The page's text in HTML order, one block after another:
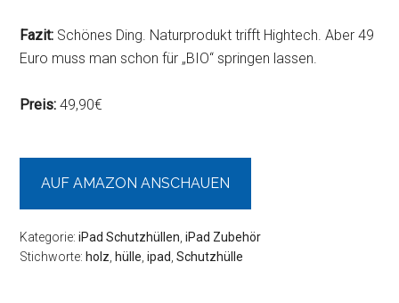
Fazit: Schönes Ding. Naturprodukt trifft Hightech. Aber 49
Euro muss man schon für „BIO“ springen lassen.
Preis: 49,90€
AUF AMAZON ANSCHAUEN
Kategorie:iPad Schutzhüllen ,iPad Zubehör
Stichworte: holz hülle ,ipad ,Schutzhülle